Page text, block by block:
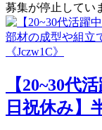
募集が停止してい
【20~30代
日祝休み】